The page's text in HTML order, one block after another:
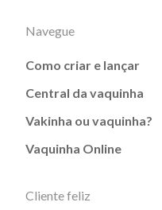
Navegue
Como criar e lançar
Central da vaquinha
Vakinha ou vaquinha?
Vaquinha Online
Cliente feliz